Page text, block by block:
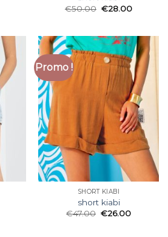
€50.00 €28.00
Promo !
SHORT KIABI
short kiabi
€47.00 €26.00